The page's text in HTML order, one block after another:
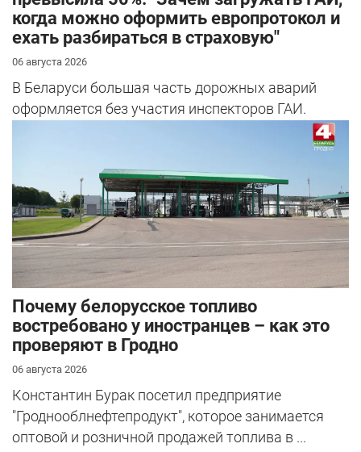
когда можно оформить европротокол и
ехать разбираться в страховую"
06 августа 2026
В Беларуси большая часть дорожных аварий
оформляется без участия инспекторов ГАИ.
Почему белорусское топливо
востребовано у иностранцев – как это
проверяют в Гродно
06 августа 2026
Константин Бурак посетил предприятие
"Гроднооблнефтепродукт", которое занимается
оптовой и розничной продажей топлива в ...